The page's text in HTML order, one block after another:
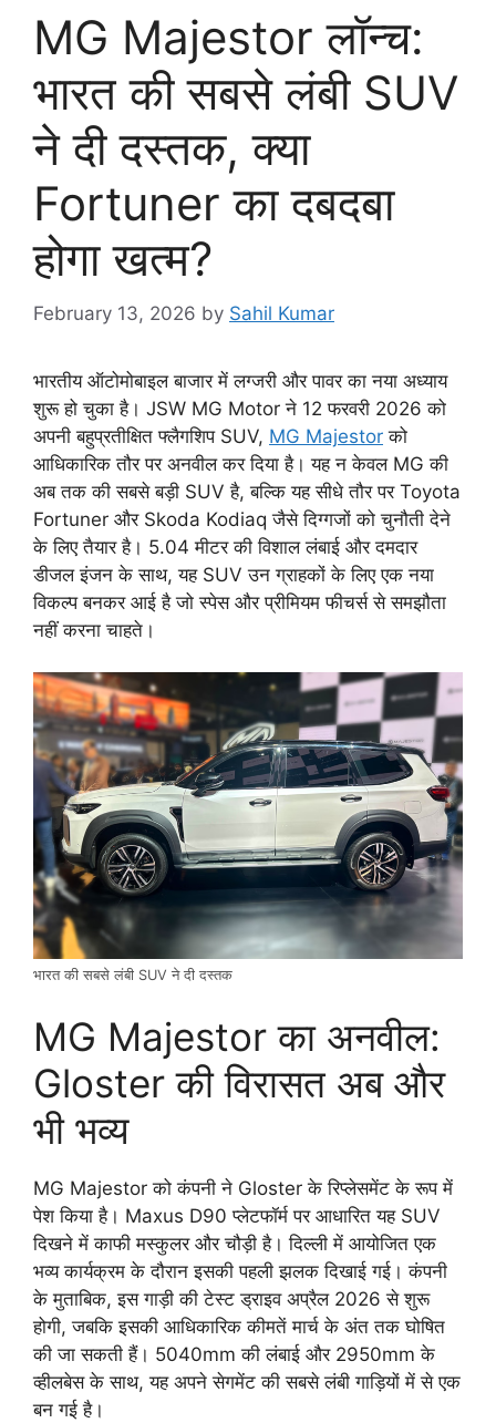
MG Majestor लॉन्च:
भारत की सबसे लंबी SUV
ने दी दस्तक, क्या
Fortuner का दबदबा
होगा खत्म?
February 13, 2026 by Sahil Kumar
भारतीय ऑटोमोबाइल बाजार में लग्जरी और पावर का नया अध्याय
शुरू हो चुका है। JSW MG Motor ने 12 फरवरी 2026 को
अपनी बहुप्रतीक्षित फ्लैगशिप SUV, MG Majestor को
आधिकारिक तौर पर अनवील कर दिया है। यह न केवल MG की
अब तक की सबसे बड़ी SUV है, बल्कि यह सीधे तौर पर Toyota
Fortuner और Skoda Kodiaq जैसे दिग्गजों को चुनौती देने
के लिए तैयार है। 5.04 मीटर की विशाल लंबाई और दमदार
डीजल इंजन के साथ, यह SUV उन ग्राहकों के लिए एक नया
विकल्प बनकर आई है जो स्पेस और प्रीमियम फीचर्स से समझौता
नहीं करना चाहते।
भारत की सबसे लंबी SUV ने दी दस्तक
MG Majestor का अनवील:
Gloster की विरासत अब और
भी भव्य
MG Majestor को कंपनी ने Gloster के रिप्लेसमेंट के रूप में
पेश किया है। Maxus D90 प्लेटफॉर्म पर आधारित यह SUV
दिखने में काफी मस्कुलर और चौड़ी है। दिल्ली में आयोजित एक
भव्य कार्यक्रम के दौरान इसकी पहली झलक दिखाई गई। कंपनी
के मुताबिक, इस गाड़ी की टेस्ट ड्राइव अप्रैल 2026 से शुरू
होगी, जबकि इसकी आधिकारिक कीमतें मार्च के अंत तक घोषित
की जा सकती हैं। 5040mm की लंबाई और 2950mm के
व्हीलबेस के साथ, यह अपने सेगमेंट की सबसे लंबी गाड़ियों में से एक
बन गई है।